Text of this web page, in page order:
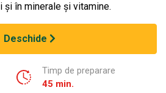
în minerale și vitamine.
Deschide
Timp de preparare
45 min.